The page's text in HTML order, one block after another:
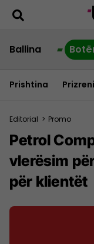
Ballina
Prishtina Prizreni
Editorial > Promo
Petrol
vlerësim
për klientët